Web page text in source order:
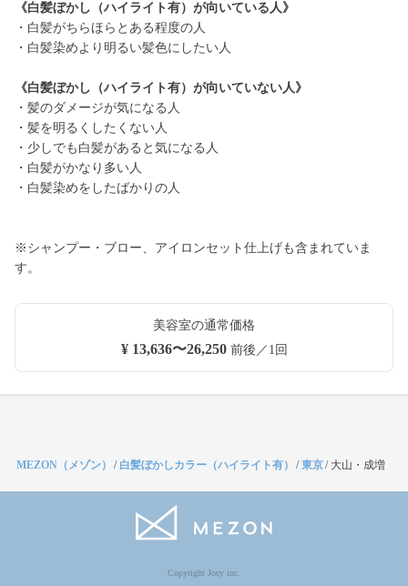
《白髪ぼかし（ハイライト有）が向いている人》
・白髪がちらほらとある程度の人
・白髪染めより明るい髪色にしたい人
《白髪ぼかし（ハイライト有）が向いていない人》
・髪のダメージが気になる人
・髪を明るくしたくない人
・少しでも白髪があると気になる人
・白髪がかなり多い人
・白髪染めをしたばかりの人
※シャンプー・ブロー、アイロンセット仕上げも含まれていま
す。
美容室の通常価格
¥ 13,636〜26,250前後／1回
MEZON（メゾン） / 白髪ぼかしカラー（ハイライト有） /東京/ 大山・成増
Copyright Jocy inc.